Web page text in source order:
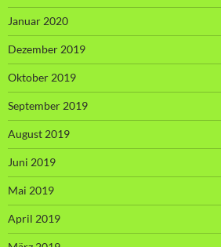
Januar 2020
Dezember 2019
Oktober 2019
September 2019
August 2019
Juni 2019
Mai 2019
April 2019